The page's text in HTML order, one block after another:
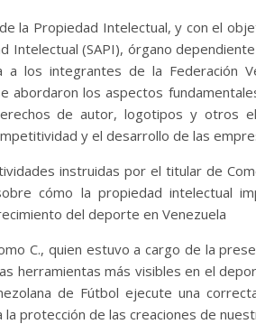
la Propiedad Intelectual, y con el
Intelectual (SAPI), órgano
a los integrantes de la Federación
los aspectos
de autor, logotipos y otros
y el desarrollo de las
instruidas por el titular de
cómo la propiedad intelectual
del deporte en Venezuela
C., quien estuvo a cargo de la
herramientas más visibles en el
de Fútbol ejecute una
protección de las creaciones de